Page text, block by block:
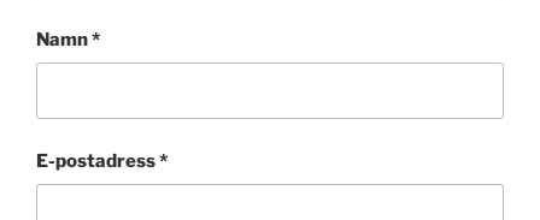
Namn*
E-postadress*